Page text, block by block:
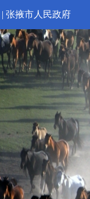
| 张掖市人民政府